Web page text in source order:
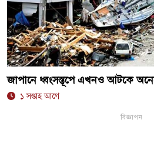
জাপানে ধ্বংসস্তূপে এখনও আটকে
১ সপ্তাহ আগে
বিজ্ঞাপন